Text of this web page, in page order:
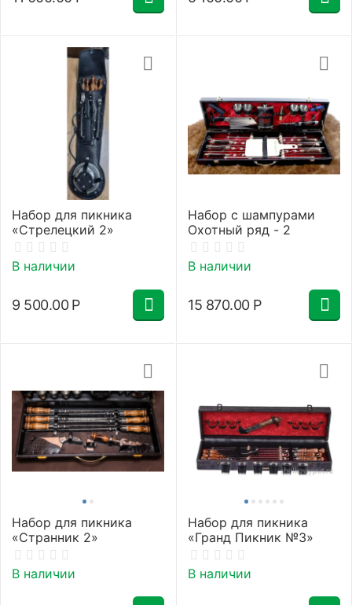
Набор для пикника
«Стрелецкий 2»
В наличии
9 500.00 Р
Набор с шампурами
Охотный ряд - 2
В наличии
15 870.00 Р
Набор для пикника
«Странник 2»
В наличии
Набор для пикника
«Гранд Пикник №3»
В наличии